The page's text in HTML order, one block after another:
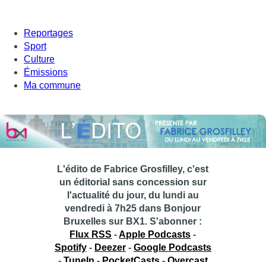
Reportages
Sport
Culture
Émissions
Ma commune
L'édito de Fabrice Grosfilley, c'est
un éditorial sans concession sur
l'actualité du jour, du lundi au
vendredi à 7h25 dans Bonjour
Bruxelles sur BX1.S'abonner :
Flux RSS -Apple Podcasts -
Spotify- Deezer- Google Podcasts